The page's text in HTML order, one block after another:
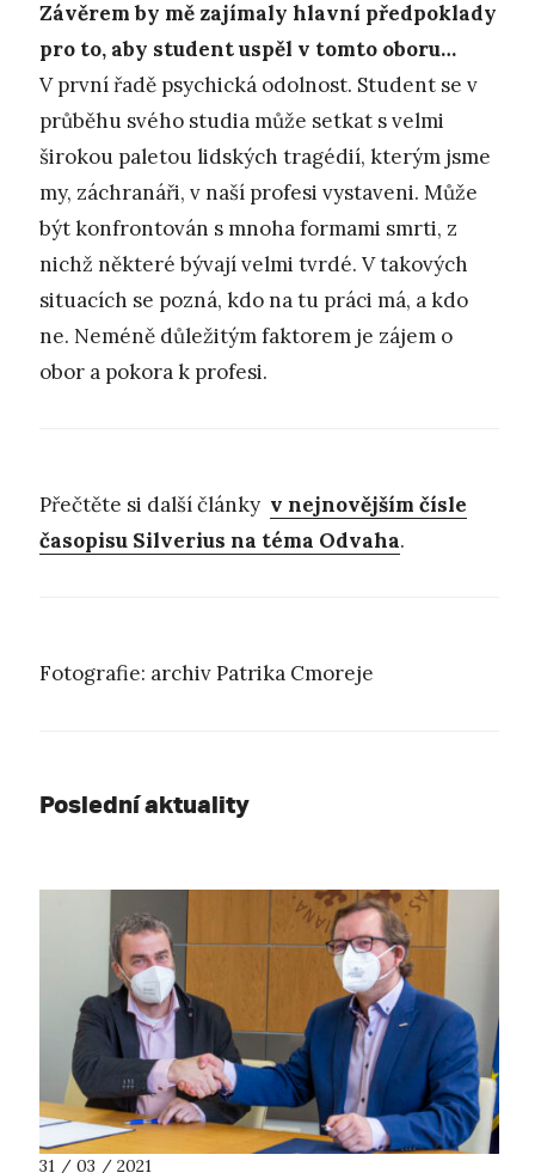
Závěrem by mě zajímaly hlavní předpoklady
pro to, aby student uspěl v tomto oboru…
V první řadě psychická odolnost. Student se v
průběhu svého studia může setkat s velmi
širokou paletou lidských tragédií, kterým jsme
my, záchranáři, v naší profesi vystaveni. Může
být konfrontován s mnoha formami smrti, z
nichž některé bývají velmi tvrdé. V takových
situacích se pozná, kdo na tu práci má, a kdo
ne. Neméně důležitým faktorem je zájem o
obor a pokora k profesi.
Přečtěte si další články v nejnovějším čísle
časopisu Silverius na téma Odvaha.
Fotografie: archiv Patrika Cmoreje
Poslední aktuality
31 / 03 / 2021